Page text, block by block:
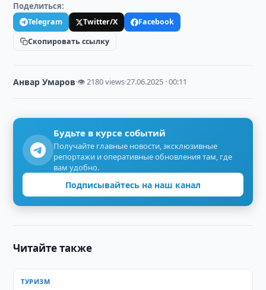
Поделиться:
Telegram Twitter/X
Facebook
Скопировать ссылку
Анвар Умаров·👁 2180 views·27.06.2025 · 00:11
Будьте в курсе событий
Получайте главные новости, эксклюзивные
репортажи и оперативные обновления там, где
вам удобно.
Подписывайтесь на наш канал
Читайте также
ТУРИЗМ